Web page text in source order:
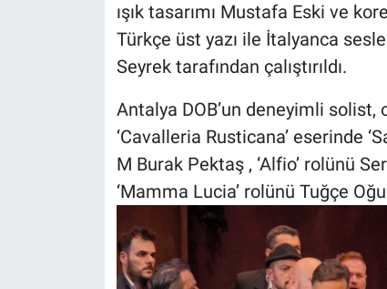
ışık tasarımı Mustafa Eski ve
Türkçe üst yazı ile İtalyanca
Seyrek tarafından çalıştırıldı.
Antalya DOB’un deneyimli solist,
‘Cavalleria Rusticana’ eserinde
M Burak Pektaş , ‘Alfio’ rolünü
‘Mamma Lucia’ rolünü Tuğçe